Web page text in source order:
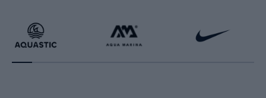
Beh
Raketové športy